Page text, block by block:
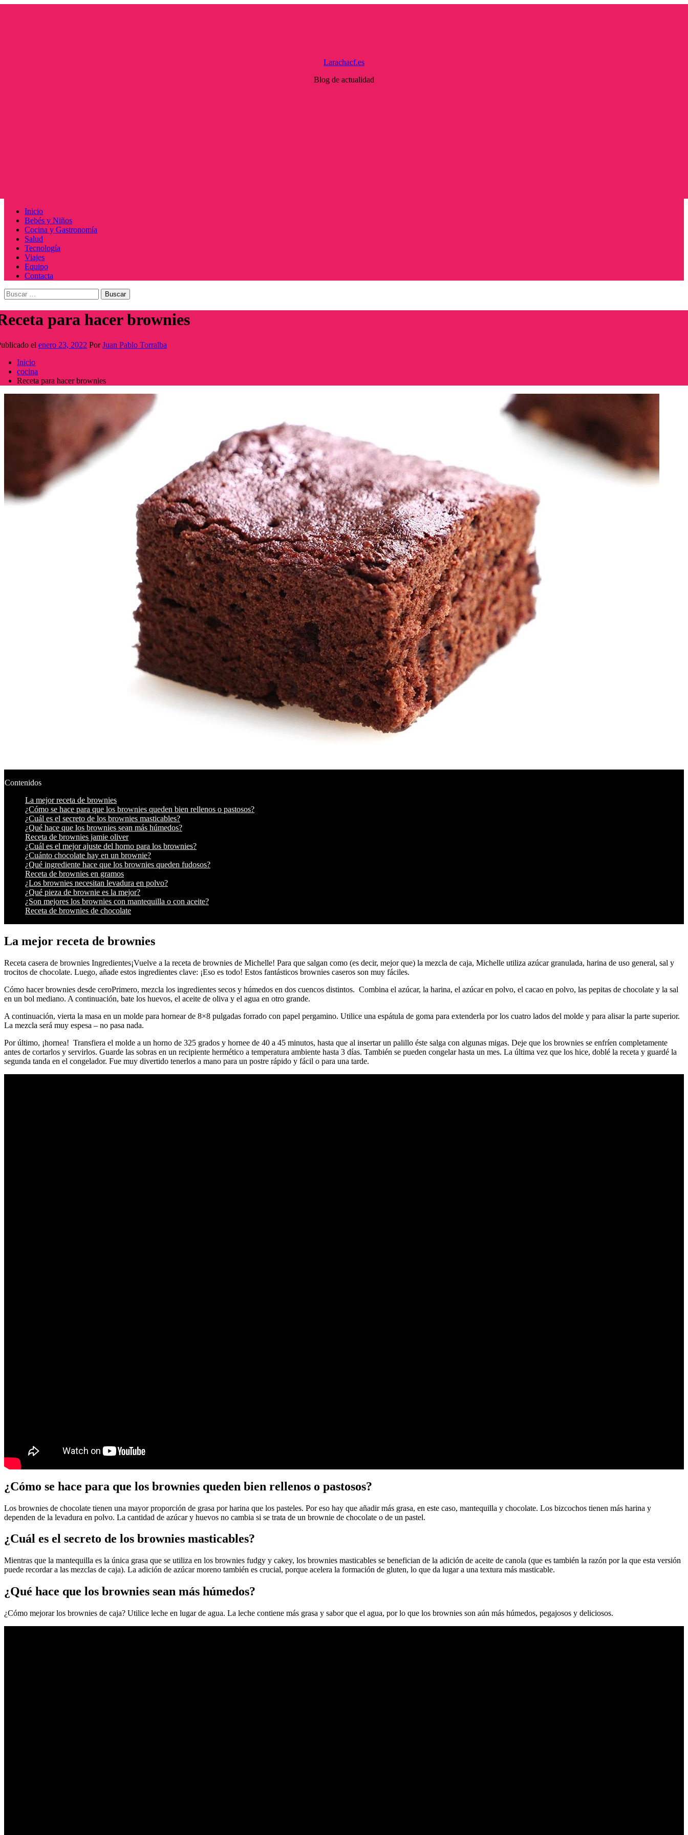
Larachacf.es
Blog de actualidad
Menú
principal
Inicio
Bebés y Niños
Cocina y Gastronomía
Salud
Tecnología
Viajes
Equipo
Contacta
Buscar:
para hacer brownies
el enero 23, 2022 PorJuan Pablo Torralba
Inicio
cocina
Receta para hacer brownies
Contenidos
La mejor receta de brownies
¿Cómo se hace para que los brownies queden bien rellenos o pastosos?
¿Cuál es el secreto de los brownies masticables?
¿Qué hace que los brownies sean más húmedos?
Receta de brownies jamie oliver
¿Cuál es el mejor ajuste del horno para los brownies?
¿Cuánto chocolate hay en un brownie?
¿Qué ingrediente hace que los brownies queden fudosos?
Receta de brownies en gramos
¿Los brownies necesitan levadura en polvo?
¿Qué pieza de brownie es la mejor?
¿Son mejores los brownies con mantequilla o con aceite?
Receta de brownies de chocolate
La mejor receta de brownies
Receta casera de brownies Ingredientes¡Vuelve a la receta de brownies de Michelle! Para que salgan como (es decir, mejor que) la mezcla de caja, Michelle utiliza azúcar granulada, harina de uso general, sal y
trocitos de chocolate. Luego, añade estos ingredientes clave: ¡Eso es todo! Estos fantásticos brownies caseros son muy fáciles.
Cómo hacer brownies desde ceroPrimero, mezcla los ingredientes secos y húmedos en dos cuencos distintos. Combina el azúcar, la harina, el azúcar en polvo, el cacao en polvo, las pepitas de chocolate y la sal
en un bol mediano. A continuación, bate los huevos, el aceite de oliva y el agua en otro grande.
A continuación, vierta la masa en un molde para hornear de 8×8 pulgadas forrado con papel pergamino. Utilice una espátula de goma para extenderla por los cuatro lados del molde y para alisar la parte superior.
La mezcla será muy espesa – no pasa nada.
Por último, ¡hornea! Transfiera el molde a un horno de 325 grados y hornee de 40 a 45 minutos, hasta que al insertar un palillo éste salga con algunas migas. Deje que los brownies se enfríen completamente
antes de cortarlos y servirlos. Guarde las sobras en un recipiente hermético a temperatura ambiente hasta 3 días. También se pueden congelar hasta un mes. La última vez que los hice, doblé la receta y guardé la
segunda tanda en el congelador. Fue muy divertido tenerlos a mano para un postre rápido y fácil o para una tarde.
¿Cómo se hace para que los brownies queden bien rellenos o pastosos?
Los brownies de chocolate tienen una mayor proporción de grasa por harina que los pasteles. Por eso hay que añadir más grasa, en este caso, mantequilla y chocolate. Los bizcochos tienen más harina y
dependen de la levadura en polvo. La cantidad de azúcar y huevos no cambia si se trata de un brownie de chocolate o de un pastel.
¿Cuál es el secreto de los brownies masticables?
Mientras que la mantequilla es la única grasa que se utiliza en los brownies fudgy y cakey, los brownies masticables se benefician de la adición de aceite de canola (que es también la razón por la que esta versión
puede recordar a las mezclas de caja). La adición de azúcar moreno también es crucial, porque acelera la formación de gluten, lo que da lugar a una textura más masticable.
¿Qué hace que los brownies sean más húmedos?
¿Cómo mejorar los brownies de caja? Utilice leche en lugar de agua. La leche contiene más grasa y sabor que el agua, por lo que los brownies son aún más húmedos, pegajosos y deliciosos.